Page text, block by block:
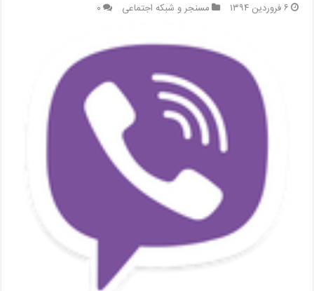
۶ فروردین ۱۳۹۴ مسنجر و شبکه اجتماعی ۰